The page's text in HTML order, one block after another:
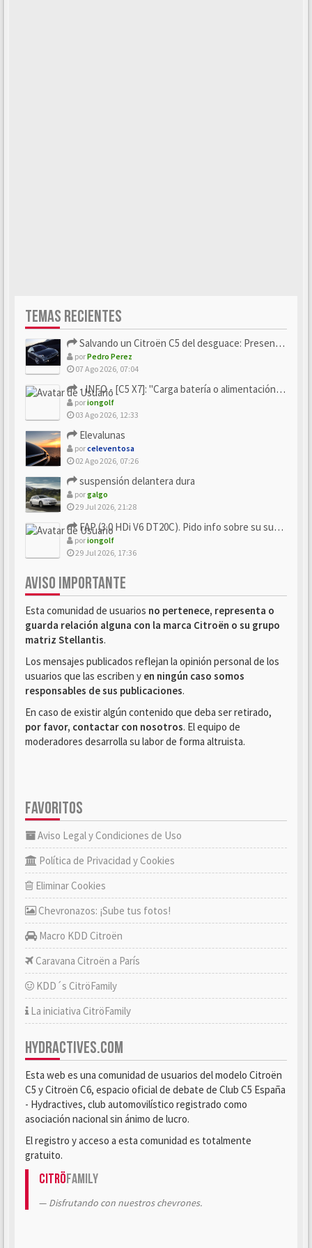
TEMAS RECIENTES
Salvando un Citroën C5 del desguace: Presentación y seguimiento
porPedro Perez
07 Ago 2026, 07:04
- INFO - [C5 X7]: "Carga batería o alimentación eléctri...
poriongolf
03 Ago 2026, 12:33
Elevalunas
porceleventosa
02 Ago 2026, 07:26
suspensión delantera dura
porgalgo
29 Jul 2026, 21:28
FAP (3.0 HDi V6 DT20C). Pido info sobre su sustitución
poriongolf
29 Jul 2026, 17:36
AVISO IMPORTANTE
Esta comunidad de usuarios no pertenece, representa o
guarda relación alguna con la marca Citroën o su grupo
matriz Stellantis.
Los mensajes publicados reflejan la opinión personal de los
usuarios que las escriben y en ningún caso somos
responsables de sus publicaciones.
En caso de existir algún contenido que deba ser retirado,
por favor, contactar con nosotros. El equipo de
moderadores desarrolla su labor de forma altruista.
FAVORITOS
Aviso Legal y Condiciones de Uso
Política de Privacidad y Cookies
Eliminar Cookies
Chevronazos: ¡Sube tus fotos!
Macro KDD Citroën
Caravana Citroën a París
KDD´s CitröFamily
La iniciativa CitröFamily
HYDRACTIVES.COM
Esta web es una comunidad de usuarios del modelo Citroën
C5 y Citroën C6, espacio oficial de debate de Club C5 España
- Hydractives, club automovilístico registrado como
asociación nacional sin ánimo de lucro.
El registro y acceso a esta comunidad es totalmente
gratuito.
CitröFamily
Disfrutando con nuestros chevrones.